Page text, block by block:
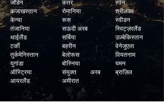
जॉर्डन
कजाखस्तान
केन्या
तंजानिया
थाईलैंड
टर्की
तुर्कमेनिस्तान
युगांडा
ऑस्ट्रिया
आयरलैंड
कतर
रोमानिया
रूस
सऊदी अरब
सर्बिया
बहरीन
बेलोरूस
बोस्निया
संयुक्त अरब
अमीरात
स्पेन
श्रीलंका
स्वीडन
स्विट्ज़रलैंड
उज़्बेकिस्तान
वेनेजुएला
वियतनाम
यमन
ब्राज़िल